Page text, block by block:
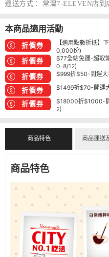
運送方式：
常溫7-ELEVEN店到
本商品適用活動
折價券
【適用點數折抵】
0,000份)
折價券
$77全站免運-超取
0-8/12)
折價券 $999折$50-開運
折價券 $1499折$70-開運
折價券
$18000折$1000-
2)
商品特色 商品運送
商品特色